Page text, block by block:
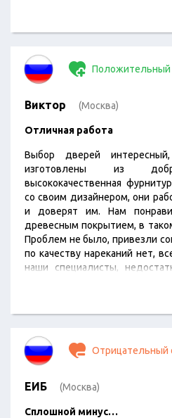
производителю хорошо,
подрозетники - а если оно не
Положительный
Виктор (Москва)
Отличная работа
Выбор дверей
изготовлены из
высококачественная
со своим дизайнером, они
и доверят им. Нам
древесным покрытием, в
Проблем не было, привезли
по качеству нареканий нет,
наши специалисты,
Отрицательный
ЕИБ (Москва)
Сплошной минус…